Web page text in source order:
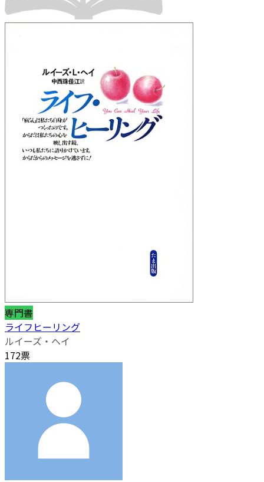
専門書
ライフヒーリング
ルイーズ・ヘイ
172票